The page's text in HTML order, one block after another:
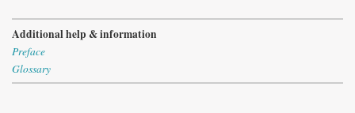
Additional help & information
Preface
Glossary